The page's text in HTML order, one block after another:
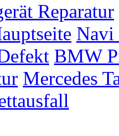
Reparatur
Navi
BMW
Mercedes